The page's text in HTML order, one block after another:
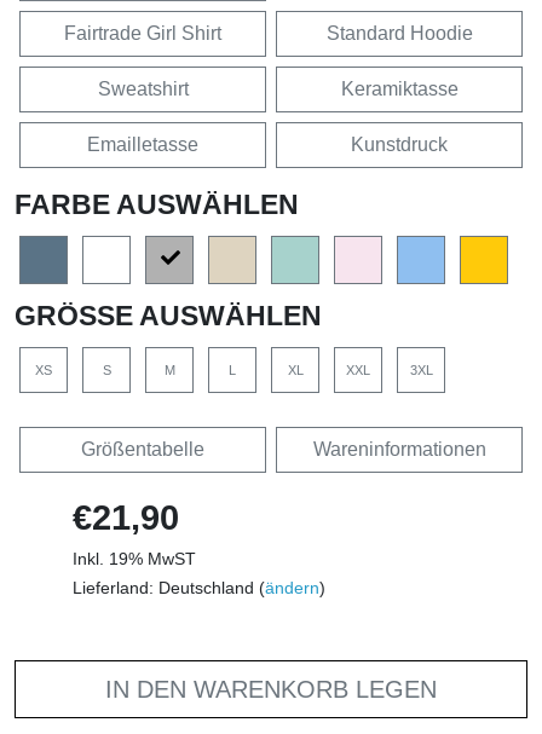
Fairtrade Girl Shirt Standard Hoodie
Sweatshirt Keramiktasse
Emailletasse Kunstdruck
FARBE AUSWÄHLEN
GRÖSSE AUSWÄHLEN
XS S M L XL XXL 3XL
Größentabelle Wareninformationen
€21,90
Inkl. 19% MwST
Lieferland: Deutschland (ändern)
IN DEN WARENKORB LEGEN